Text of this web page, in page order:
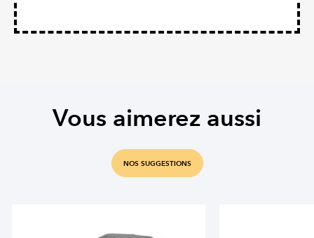
Vous aimerez aussi
NOS SUGGESTIONS